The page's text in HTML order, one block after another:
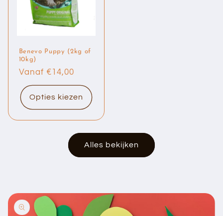
Benevo Puppy (2kg of
10kg)
Normale
prijs
Vanaf €14,00
Opties kiezen
Alles bekijken